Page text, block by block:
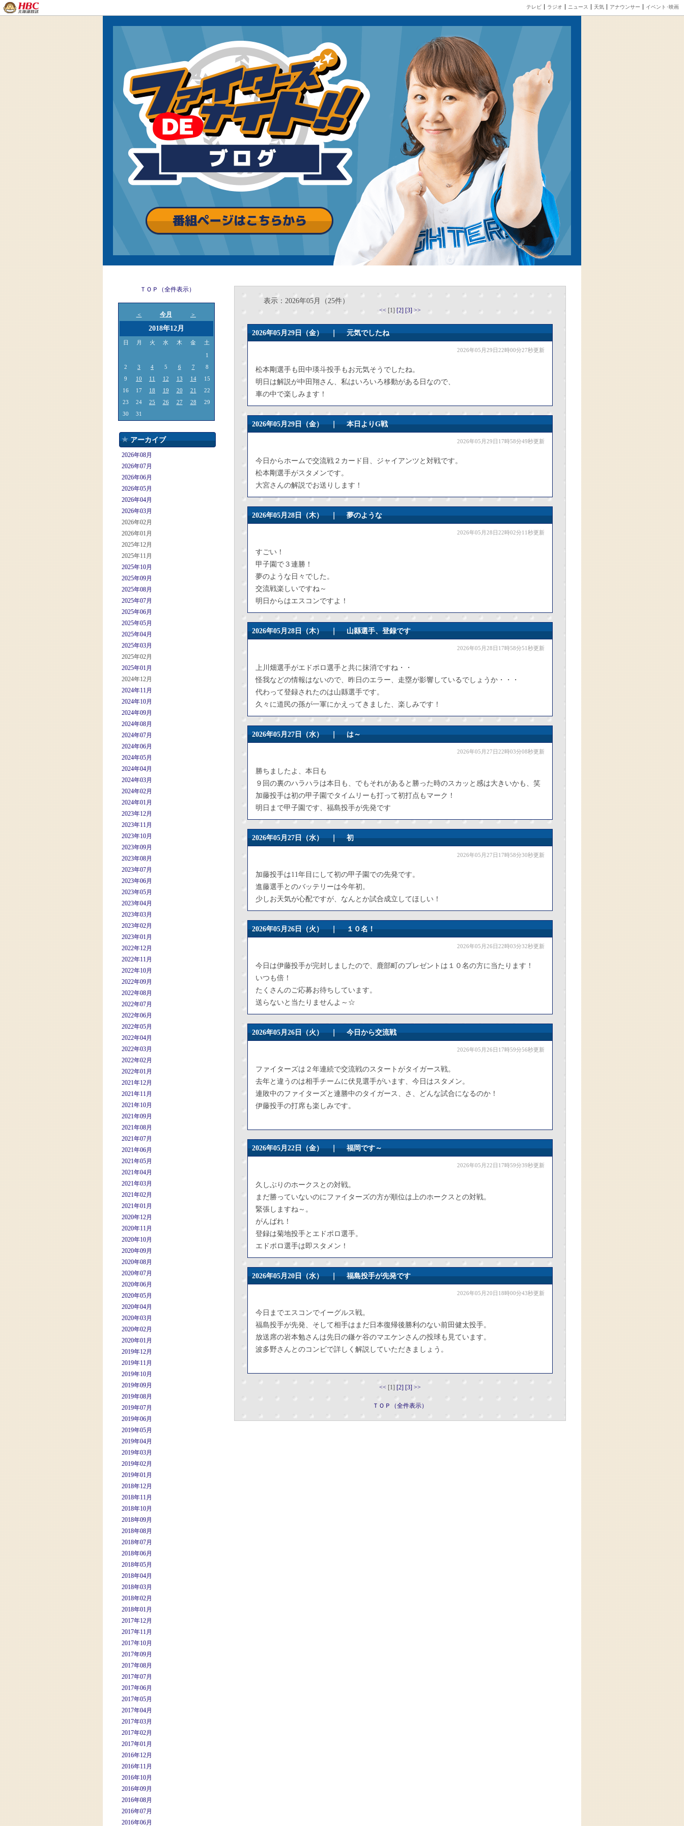
テレビ ラジオ ニュース 天気 アナウンサー イベント･映画
ＴＯＰ（全件表示）
＜ 今月 ＞
2018年12月
日 月 火 水 木 金 土
1
2
3 4 5 6 7
8
9
10 11 12 13 14
15
16
17 18 19 20 21
22
23
24 25 26 27 28
29
30
31
アーカイブ
2026年08月
2026年07月
2026年06月
2026年05月
2026年04月
2026年03月
2026年02月
2026年01月
2025年12月
2025年11月
2025年10月
2025年09月
2025年08月
2025年07月
2025年06月
2025年05月
2025年04月
2025年03月
2025年02月
2025年01月
2024年12月
2024年11月
2024年10月
2024年09月
2024年08月
2024年07月
2024年06月
2024年05月
2024年04月
2024年03月
2024年02月
2024年01月
2023年12月
2023年11月
2023年10月
2023年09月
2023年08月
2023年07月
2023年06月
2023年05月
2023年04月
2023年03月
2023年02月
2023年01月
2022年12月
2022年11月
2022年10月
2022年09月
2022年08月
2022年07月
2022年06月
2022年05月
2022年04月
2022年03月
2022年02月
2022年01月
2021年12月
2021年11月
2021年10月
2021年09月
2021年08月
2021年07月
2021年06月
2021年05月
2021年04月
2021年03月
2021年02月
2021年01月
2020年12月
2020年11月
2020年10月
2020年09月
2020年08月
2020年07月
2020年06月
2020年05月
2020年04月
2020年03月
2020年02月
2020年01月
2019年12月
2019年11月
2019年10月
2019年09月
2019年08月
2019年07月
2019年06月
2019年05月
2019年04月
2019年03月
2019年02月
2019年01月
2018年12月
2018年11月
2018年10月
2018年09月
2018年08月
2018年07月
2018年06月
2018年05月
2018年04月
2018年03月
2018年02月
2018年01月
2017年12月
2017年11月
2017年10月
2017年09月
2017年08月
2017年07月
2017年06月
2017年05月
2017年04月
2017年03月
2017年02月
2017年01月
2016年12月
2016年11月
2016年10月
2016年09月
2016年08月
2016年07月
2016年06月
表示：2026年05月（25件）
<< [1] [2] [3] >>
2026年05月29日（金） ｜元気でしたね
2026年05月29日22時00分27秒更新
松本剛選手も田中瑛斗投手もお元気そうでしたね。
明日は解説が中田翔さん、私はいろいろ移動がある日なので、
車の中で楽しみます！
2026年05月29日（金） ｜本日よりG戦
2026年05月29日17時58分49秒更新
今日からホームで交流戦２カード目、ジャイアンツと対戦です。
松本剛選手がスタメンです。
大宮さんの解説でお送りします！
2026年05月28日（木） ｜夢のような
2026年05月28日22時02分11秒更新
すごい！
甲子園で３連勝！
夢のような日々でした。
交流戦楽しいですね～
明日からはエスコンですよ！
2026年05月28日（木） ｜山縣選手、登録です
2026年05月28日17時58分51秒更新
上川畑選手がエドポロ選手と共に抹消ですね・・
怪我などの情報はないので、昨日のエラー、走塁が影響しているでしょうか・・・
代わって登録されたのは山縣選手です。
久々に道民の孫が一軍にかえってきました、楽しみです！
2026年05月27日（水） ｜は～
2026年05月27日22時03分08秒更新
勝ちましたよ、本日も
９回の裏のハラハラは本日も、でもそれがあると勝った時のスカッと感は大きいかも、笑
加藤投手は初の甲子園でタイムリーも打って初打点もマーク！
明日まで甲子園です、福島投手が先発です
2026年05月27日（水） ｜初
2026年05月27日17時58分30秒更新
加藤投手は11年目にして初の甲子園での先発です。
進藤選手とのバッテリーは今年初。
少しお天気が心配ですが、なんとか試合成立してほしい！
2026年05月26日（火） ｜１０名！
2026年05月26日22時03分32秒更新
今日は伊藤投手が完封しましたので、鹿部町のプレゼントは１０名の方に当たります！
いつも倍！
たくさんのご応募お待ちしています。
送らないと当たりませんよ～☆
2026年05月26日（火） ｜今日から交流戦
2026年05月26日17時59分56秒更新
ファイターズは２年連続で交流戦のスタートがタイガース戦。
去年と違うのは相手チームに伏見選手がいます、今日はスタメン。
連敗中のファイターズと連勝中のタイガース、さ、どんな試合になるのか！
伊藤投手の打席も楽しみです。
2026年05月22日（金） ｜福岡です～
2026年05月22日17時59分39秒更新
久しぶりのホークスとの対戦。
まだ勝っていないのにファイターズの方が順位は上のホークスとの対戦。
緊張しますね～。
がんばれ！
登録は菊地投手とエドポロ選手。
エドポロ選手は即スタメン！
2026年05月20日（水） ｜福島投手が先発です
2026年05月20日18時00分43秒更新
今日までエスコンでイーグルス戦。
福島投手が先発、そして相手はまだ日本復帰後勝利のない前田健太投手。
放送席の岩本勉さんは先日の鎌ケ谷のマエケンさんの投球も見ています。
波多野さんとのコンビで詳しく解説していただきましょう。
<< [1] [2] [3] >>
ＴＯＰ（全件表示）